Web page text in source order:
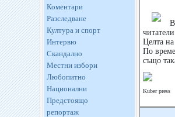
Коментари
Разследване
Култура и спорт
Интервю
Скандално
Местни избори
Любопитно
Национални
Предстоящо
репортаж
Целта
По
също
Kuber press